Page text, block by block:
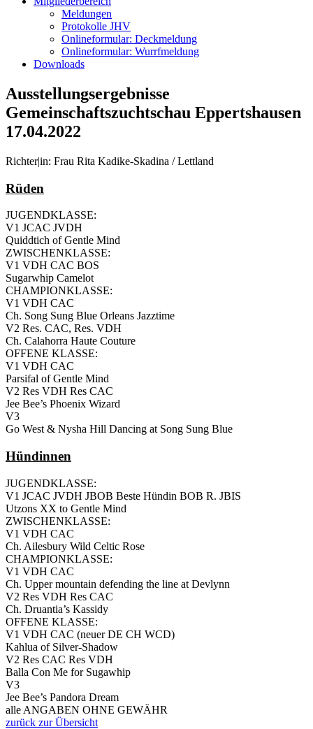
Meldungen
Protokolle JHV
Onlineformular: Deckmeldung
Onlineformular: Wurrfmeldung
Downloads
Ausstellungsergebnisse
Gemeinschaftszuchtschau Eppertshausen
17.04.2022
Richter|in: Frau Rita Kadike-Skadina / Lettland
Rüden
JUGENDKLASSE:
V1 JCAC JVDH
Quiddtich of Gentle Mind
ZWISCHENKLASSE:
V1 VDH CAC BOS
Sugarwhip Camelot
CHAMPIONKLASSE:
V1 VDH CAC
Ch. Song Sung Blue Orleans Jazztime
V2 Res. CAC, Res. VDH
Ch. Calahorra Haute Couture
OFFENE KLASSE:
V1 VDH CAC
Parsifal of Gentle Mind
V2 Res VDH Res CAC
Jee Bee’s Phoenix Wizard
V3
Go West & Nysha Hill Dancing at Song Sung Blue
Hündinnen
JUGENDKLASSE:
V1 JCAC JVDH JBOB Beste Hündin BOB R. JBIS
Utzons XX to Gentle Mind
ZWISCHENKLASSE:
V1 VDH CAC
Ch. Ailesbury Wild Celtic Rose
CHAMPIONKLASSE:
V1 VDH CAC
Ch. Upper mountain defending the line at Devlynn
V2 Res VDH Res CAC
Ch. Druantia’s Kassidy
OFFENE KLASSE:
V1 VDH CAC (neuer DE CH WCD)
Kahlua of Silver-Shadow
V2 Res CAC Res VDH
Balla Con Me for Sugawhip
V3
Jee Bee’s Pandora Dream
alle ANGABEN OHNE GEWÄHR
zurück zur Übersicht